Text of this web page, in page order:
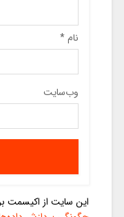
نام*
وب‌سایت
این سایت از اکیسمت